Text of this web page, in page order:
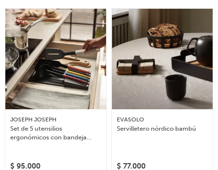
JOSEPH JOSEPH
Set de 5 utensilios
ergonómicos con bandeja
$ 95.000
EVASOLO
Servilletero nórdico bambú
$ 77.000